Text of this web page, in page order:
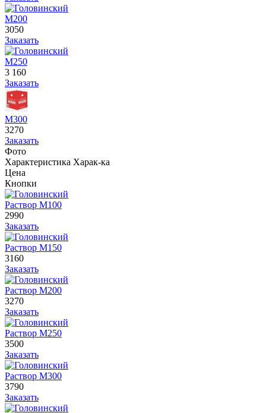
М200
3050
Заказать
М250
3 160
Заказать
М300
3270
Заказать
Фото
Характеристика Харак-ка
Цена
Кнопки
Раствор М100
2990
Заказать
Раствор М150
3160
Заказать
Раствор М200
3270
Заказать
Раствор М250
3500
Заказать
Раствор М300
3790
Заказать